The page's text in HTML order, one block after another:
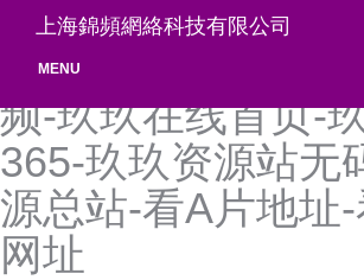
玖玖在线精品-玖玖
频-玖玖在线视-玖
频-玖玖在线首页-
365-玖玖资源站无
源总站-看A片地址
网址
上海錦頻網絡科技有限公司
MENU